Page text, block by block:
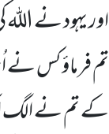
اور یہود نے
تم فرماؤ کس
کے تم نے الگ